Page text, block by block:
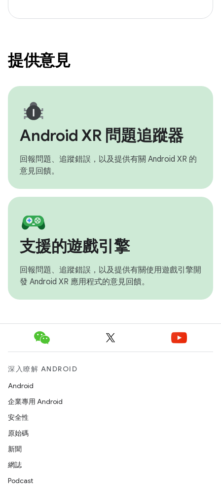
提供意見
Android XR 問題追蹤器
回報問題、追蹤錯誤，以及提供有關 Android XR 的
意見回饋。
支援的遊戲引擎
回報問題、追蹤錯誤，以及提供有關使用遊戲引擎開
發 Android XR 應用程式的意見回饋。
深入瞭解 ANDROID
Android
企業專用 Android
安全性
原始碼
新聞
網誌
Podcast